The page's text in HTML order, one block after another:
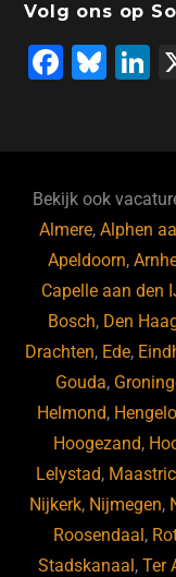
Volg ons op
F
b
o
o
k
Bl
ky
n
Bekijk ook
Almere,Alphen
Apeldoorn,
Capelle aan den
Bosch, Den
Drachten, Ede,
Gouda,
Helmond, Hengelo
Hoogezand,
Lelystad,
Nijkerk, Nijmegen,
Roosendaal ,
Stadskanaal ,Ter